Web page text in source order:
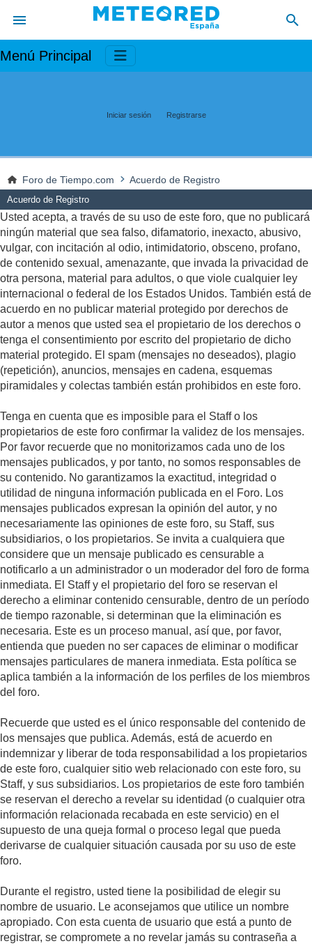
Menú Principal
Iniciar sesión Registrarse
Foro de Tiempo.com Acuerdo de Registro
Acuerdo de Registro
Usted acepta, a través de su uso de este foro, que no publicará
ningún material que sea falso, difamatorio, inexacto, abusivo,
vulgar, con incitación al odio, intimidatorio, obsceno, profano,
de contenido sexual, amenazante, que invada la privacidad de
otra persona, material para adultos, o que viole cualquier ley
internacional o federal de los Estados Unidos. También está de
acuerdo en no publicar material protegido por derechos de
autor a menos que usted sea el propietario de los derechos o
tenga el consentimiento por escrito del propietario de dicho
material protegido. El spam (mensajes no deseados), plagio
(repetición), anuncios, mensajes en cadena, esquemas
piramidales y colectas también están prohibidos en este foro.
Tenga en cuenta que es imposible para el Staff o los
propietarios de este foro confirmar la validez de los mensajes.
Por favor recuerde que no monitorizamos cada uno de los
mensajes publicados, y por tanto, no somos responsables de
su contenido. No garantizamos la exactitud, integridad o
utilidad de ninguna información publicada en el Foro. Los
mensajes publicados expresan la opinión del autor, y no
necesariamente las opiniones de este foro, su Staff, sus
subsidiarios, o los propietarios. Se invita a cualquiera que
considere que un mensaje publicado es censurable a
notificarlo a un administrador o un moderador del foro de forma
inmediata. El Staff y el propietario del foro se reservan el
derecho a eliminar contenido censurable, dentro de un período
de tiempo razonable, si determinan que la eliminación es
necesaria. Este es un proceso manual, así que, por favor,
entienda que pueden no ser capaces de eliminar o modificar
mensajes particulares de manera inmediata. Esta política se
aplica también a la información de los perfiles de los miembros
del foro.
Recuerde que usted es el único responsable del contenido de
los mensajes que publica. Además, está de acuerdo en
indemnizar y liberar de toda responsabilidad a los propietarios
de este foro, cualquier sitio web relacionado con este foro, su
Staff, y sus subsidiarios. Los propietarios de este foro también
se reservan el derecho a revelar su identidad (o cualquier otra
información relacionada recabada en este servicio) en el
supuesto de una queja formal o proceso legal que pueda
derivarse de cualquier situación causada por su uso de este
foro.
Durante el registro, usted tiene la posibilidad de elegir su
nombre de usuario. Le aconsejamos que utilice un nombre
apropiado. Con esta cuenta de usuario que está a punto de
registrar, se compromete a no revelar jamás su contraseña a